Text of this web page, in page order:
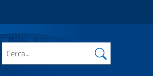
Cerca nel sito